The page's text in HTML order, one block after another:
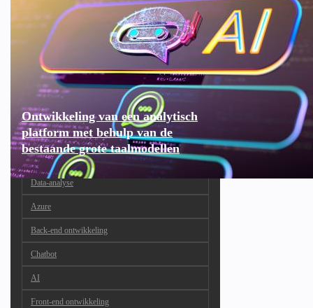
Ontwikkeling van een analytisch
platform met behulp van de
bestaande grote taalmodellen
Data-analyse
Azure
Back-end ontwikkeling
Chatbot
AI
Front-end ontwikkeling